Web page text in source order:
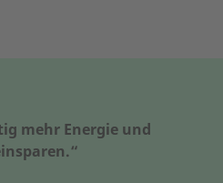
mehr Energie und